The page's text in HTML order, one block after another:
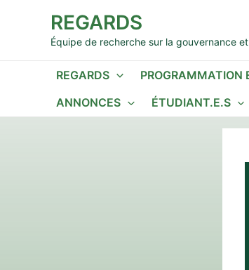
REGARDS
Équipe de recherche sur la gouvernance
REGARDS PROGRAMMATION
ANNONCES
ÉTUDIANT.E.S